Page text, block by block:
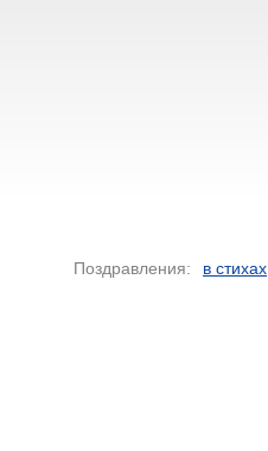
Поздравления: в стихах